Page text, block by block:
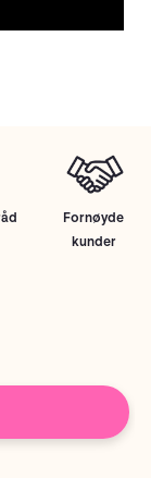
Fornøyde
kunder